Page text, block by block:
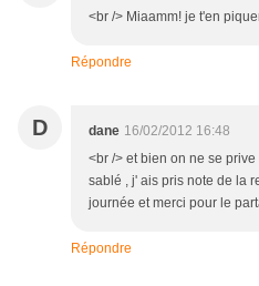
<br /> Miaamm! je t'en
Répondre
D dane 16/02/2012 16:48
<br /> et bien on ne se
sablé , j' ais pris note de la
journée et merci pour le
Répondre